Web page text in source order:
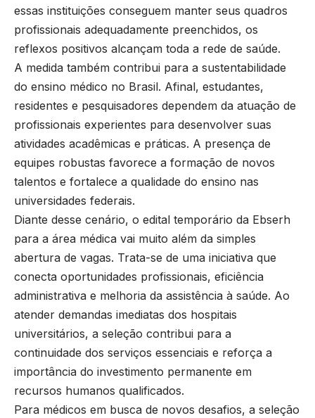
essas instituições conseguem manter seus quadros
profissionais adequadamente preenchidos, os
reflexos positivos alcançam toda a rede de saúde.
A medida também contribui para a sustentabilidade
do ensino médico no Brasil. Afinal, estudantes,
residentes e pesquisadores dependem da atuação de
profissionais experientes para desenvolver suas
atividades acadêmicas e práticas. A presença de
equipes robustas favorece a formação de novos
talentos e fortalece a qualidade do ensino nas
universidades federais.
Diante desse cenário, o edital temporário da Ebserh
para a área médica vai muito além da simples
abertura de vagas. Trata-se de uma iniciativa que
conecta oportunidades profissionais, eficiência
administrativa e melhoria da assistência à saúde. Ao
atender demandas imediatas dos hospitais
universitários, a seleção contribui para a
continuidade dos serviços essenciais e reforça a
importância do investimento permanente em
recursos humanos qualificados.
Para médicos em busca de novos desafios, a seleção